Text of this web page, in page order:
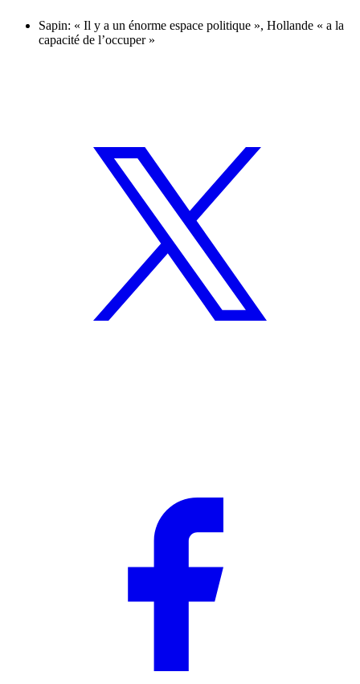
Sapin: « Il y a un énorme espace politique », Hollande « a la
capacité de l’occuper »